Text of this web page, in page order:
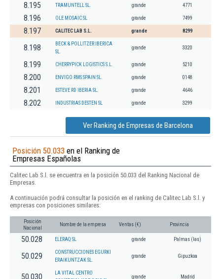
8.195 TRAMUNTELL SL. grande 4771
8.196 OLE MOSAIC SL grande 7499
8.197 CALITEC LAB S.L. grande 8299
8.198
BECK & POLLITZER IBERICA
SL.
grande 3320
8.199 CHERRYPICK LOGISTICS S.L. grande 5210
8.200 ENVIGO RMS SPAIN SL. grande 0148
8.201 ESTEVE RD IBERIA SL. grande 4646
8.202 INDUSTRIAS DESTEN SL grande 3299
Ver Ranking de Empresas de Barcelona
Posición 50.033 en el Ranking de
Empresas Españolas
Calitec Lab S.l. se encuentra en la posición 50.033 del Ranking Nacional de
Empresas.
A continuación podrá consultar la posición en el ranking de Calitec Lab S.l. y
empresas con posiciones similares:
Posición
Nacional
Nombre de la empresa Ventas (€) Provincia
50.028 ELERAQ SL grande Palmas (las)
50.029
CONSTRUCCIONES EGURKI
ERAIKUNTZAK SL.
grande Gipuzkoa
50.030
LA VITAL CENTRO
grande Madrid